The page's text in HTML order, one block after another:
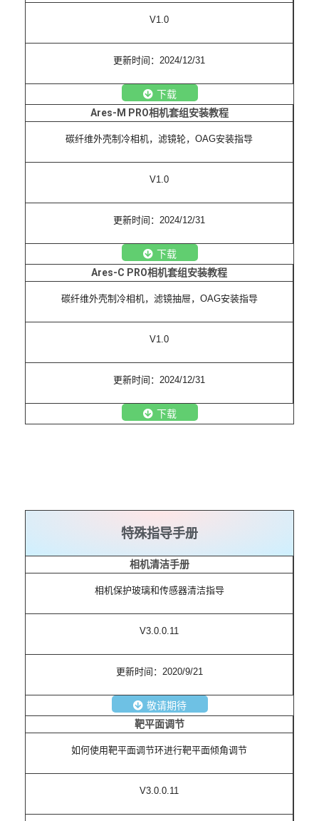
V1.0
更新时间：2024/12/31
下载
Ares-M PRO相机套组安装教程
碳纤维外壳制冷相机，滤镜轮，OAG安装指导
V1.0
更新时间：2024/12/31
下载
Ares-C PRO相机套组安装教程
碳纤维外壳制冷相机，滤镜抽屉，OAG安装指导
V1.0
更新时间：2024/12/31
下载
特殊指导手册
相机清洁手册
相机保护玻璃和传感器清洁指导
V3.0.0.11
更新时间：2020/9/21
敬请期待
靶平面调节
如何使用靶平面调节环进行靶平面倾角调节
V3.0.0.11